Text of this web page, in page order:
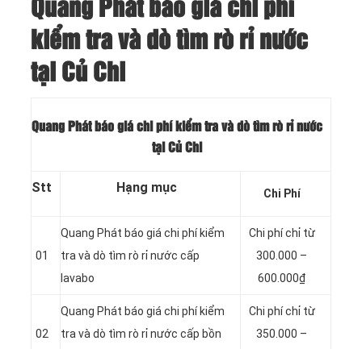
Quang Phát báo giá chi phí
kiểm tra và dò tìm rò rỉ nước
tại Củ Chi
Quang Phát báo giá chi phí kiểm tra và dò tìm rò rỉ nước
tại Củ Chi
Stt Hạng mục Chi Phí
01
Quang Phát báo giá chi phí kiểm
tra và dò tìm rò rỉ nước cấp
lavabo
Chi phí chỉ từ
300.000 –
600.000₫
02
Quang Phát báo giá chi phí kiểm
tra và dò tìm rò rỉ nước cấp bồn
Chi phí chỉ từ
350.000 –